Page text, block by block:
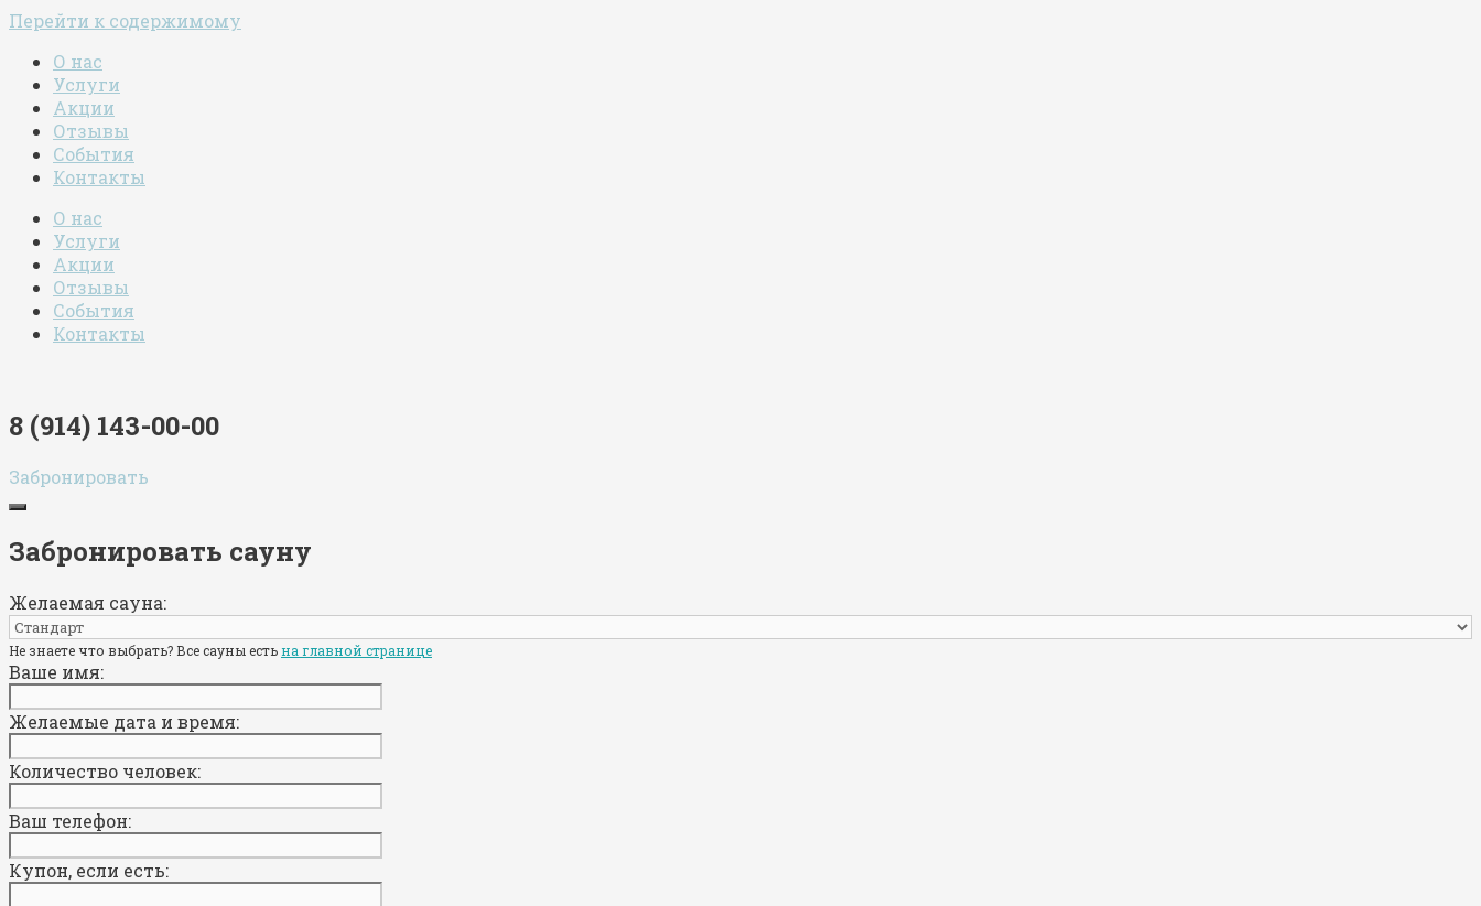
Перейти к содержимому
О нас
Услуги
Акции
Отзывы
События
Контакты
О нас
Услуги
Акции
Отзывы
События
Контакты
8 (914) 143-00-00
Забронировать
Забронировать сауну
Желаемая сауна:
Не знаете что выбрать? Все сауны естьна главной странице
Ваше имя:
Желаемые дата и время:
Количество человек:
Ваш телефон:
Купон, если есть: